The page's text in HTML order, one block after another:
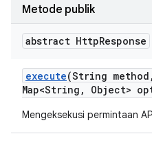
Metode publik
abstract HttpResponse
execute(String method ,
Map<String , Object>
Mengeksekusi permintaan